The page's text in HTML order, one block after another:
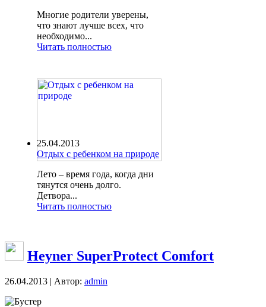
Многие родители уверены,
что знают лучше всех, что
необходимо...
Читать полностью
25.04.2013
Отдых с ребенком на природе
Лето – время года, когда дни
тянутся очень долго.
Детвора...
Читать полностью
Heyner SuperProtect Comfort
26.04.2013 | Автор: admin
Бустер